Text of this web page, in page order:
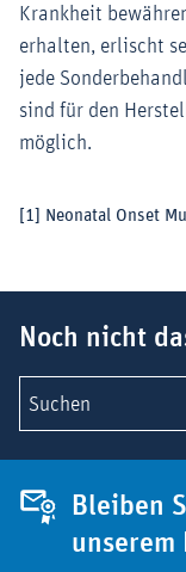
Krankheit
erhalten, erlischt
jede
sind für den
möglich.
[1] Neonatal Onset
Noch nicht
Suchen
Bleiben
unserem